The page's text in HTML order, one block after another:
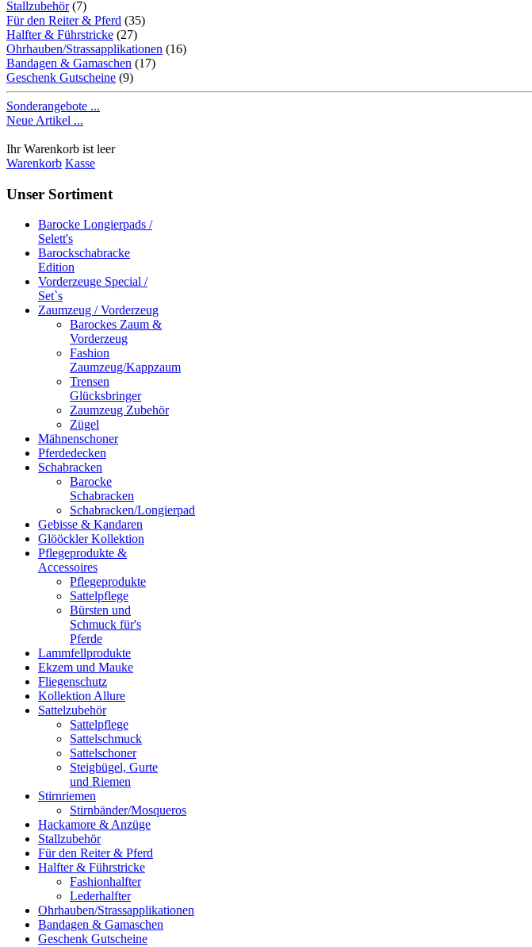
Stallzubehör(7)
Für den Reiter & Pferd (35)
Halfter & Führstricke (27)
Ohrhauben/Strassapplikationen (16)
Bandagen & Gamaschen (17)
Geschenk Gutscheine (9)
Sonderangebote ...
Neue Artikel ...
Ihr Warenkorb ist leer
Warenkorb Kasse
Unser Sortiment
Barocke Longierpads /
Selett's
Barockschabracke
Edition
Vorderzeuge Special /
Set`s
Zaumzeug / Vorderzeug
Barockes Zaum &
Vorderzeug
Fashion
Zaumzeug/Kappzaum
Trensen
Glücksbringer
Zaumzeug Zubehör
Zügel
Mähnenschoner
Pferdedecken
Schabracken
Barocke
Schabracken
Schabracken/Longierpad
Gebisse & Kandaren
Glööckler Kollektion
Pflegeprodukte &
Accessoires
Pflegeprodukte
Sattelpflege
Bürsten und
Schmuck für's
Pferde
Lammfellprodukte
Ekzem und Mauke
Fliegenschutz
Kollektion Allure
Sattelzubehör
Sattelpflege
Sattelschmuck
Sattelschoner
Steigbügel, Gurte
und Riemen
Stirnriemen
Stirnbänder/Mosqueros
Hackamore & Anzüge
Stallzubehör
Für den Reiter & Pferd
Halfter & Führstricke
Fashionhalfter
Lederhalfter
Ohrhauben/Strassapplikationen
Bandagen & Gamaschen
Geschenk Gutscheine